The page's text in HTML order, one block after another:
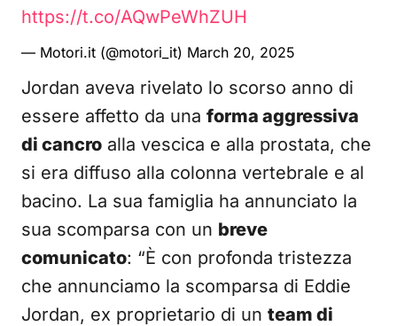
https://t.co/AQwPeWhZUH
— Motori.it (@motori_it) March 20, 2025
Jordan aveva rivelato lo scorso anno di
essere affetto da una forma aggressiva
di cancro alla vescica e alla prostata, che
si era diffuso alla colonna vertebrale e al
bacino. La sua famiglia ha annunciato la
sua scomparsa con un breve
comunicato: “È con profonda tristezza
che annunciamo la scomparsa di Eddie
Jordan, ex proprietario di un team di